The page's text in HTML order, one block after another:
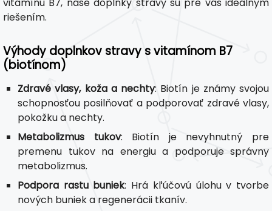
riešením.
Výhody doplnkov stravy s vitamínom B7
(biotínom)
Zdravé vlasy, koža a nechty: Biotín je známy svojou
schopnosťou posilňovať a podporovať zdravé vlasy,
pokožku a nechty.
Metabolizmus tukov: Biotín je nevyhnutný pre
premenu tukov na energiu a podporuje správny
metabolizmus.
Podpora rastu buniek: Hrá kľúčovú úlohu v tvorbe
nových buniek a regenerácii tkanív.